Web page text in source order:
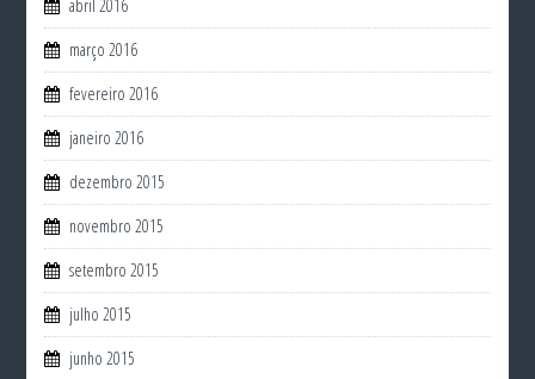
abril 2016
março 2016
fevereiro 2016
janeiro 2016
dezembro 2015
novembro 2015
setembro 2015
julho 2015
junho 2015